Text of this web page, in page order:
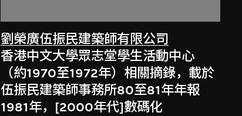
劉榮廣伍振民建築師有限公司
香港中文大學眾志堂學生活動中心
（約1970至1972年）相關摘錄，載於
伍振民建築師事務所80至81年年報
1981年，[2000年代]數碼化